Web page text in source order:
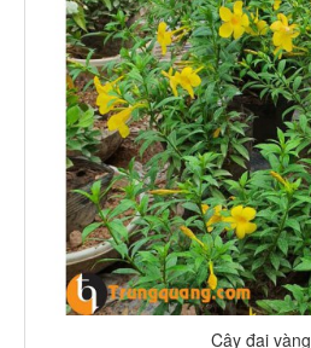
Cây đai vàng